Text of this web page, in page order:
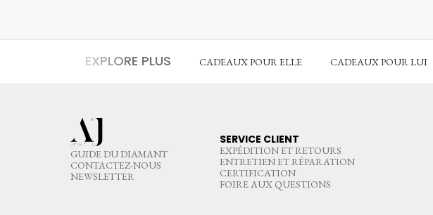
EXPLORE PLUS CADEAUX POUR ELLE CADEAUX POUR LUI
GUIDE DU DIAMANT
CONTACTEZ-NOUS
NEWSLETTER
SERVICE CLIENT
EXPÉDITION ET RETOURS
ENTRETIEN ET RÉPARATION
CERTIFICATION
FOIRE AUX QUESTIONS